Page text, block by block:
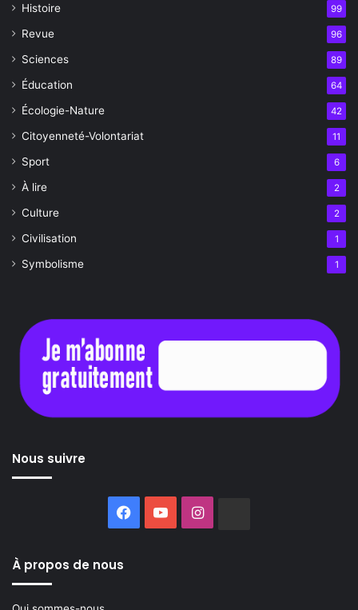
Histoire 99
Revue 96
Sciences 89
Éducation 64
Écologie-Nature 42
Citoyenneté-Volontariat 11
Sport 6
À lire 2
Culture 2
Civilisation 1
Symbolisme 1
Nous suivre
Facebook
YouTubeInstagram
À propos de nous